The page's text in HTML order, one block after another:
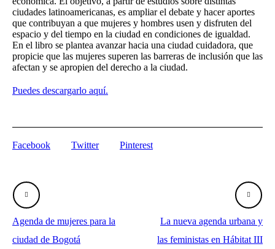
ciudades latinoamericanas, es ampliar el debate y hacer aportes
que contribuyan a que mujeres y hombres usen y disfruten del
espacio y del tiempo en la ciudad en condiciones de igualdad.
En el libro se plantea avanzar hacia una ciudad cuidadora, que
propicie que las mujeres superen las barreras de inclusión que las
afectan y se apropien del derecho a la ciudad.
Puedes descargarlo aquí.
Facebook Twitter Pinterest
Agenda de mujeres para la
ciudad de Bogotá
La nueva agenda urbana y
las feministas en Hábitat III